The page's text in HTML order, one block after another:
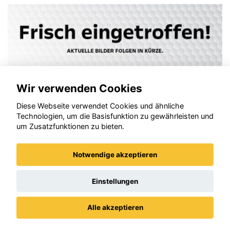
Opel Frontera
Wir verwenden Cookies
Diese Webseite verwendet Cookies und ähnliche
Technologien, um die Basisfunktion zu gewährleisten und
um Zusatzfunktionen zu bieten.
Notwendige akzeptieren
Einstellungen
Alle akzeptieren